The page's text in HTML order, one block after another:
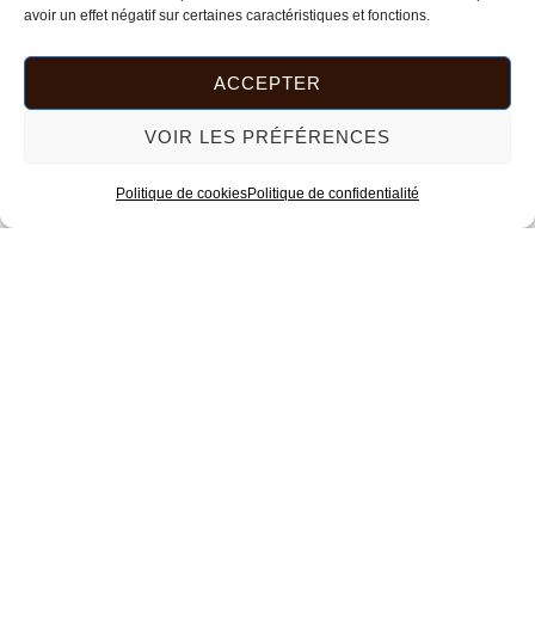
avoir un effet négatif sur certaines caractéristiques et fonctions.
ACCEPTER
VOIR LES PRÉFÉRENCES
Politique de cookiesPolitique de confidentialité